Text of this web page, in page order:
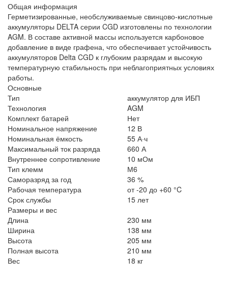
Общая информация
Герметизированные, необслуживаемые свинцово-кислотные
аккумуляторы DELTA серии CGD изготовлены по технологии
AGM. В составе активной массы используется карбоновое
добавление в виде графена, что обеспечивает устойчивость
аккумуляторов Delta CGD к глубоким разрядам и высокую
температурную стабильность при неблагоприятных условиях
работы.
Основные
Тип
аккумулятор для ИБП
Технология
AGM
Комплект батарей
Нет
Номинальное напряжение
12 В
Номинальная ёмкость
55 А·ч
Максимальный ток разряда
660 А
Внутреннее сопротивление
10 мОм
Тип клемм
М6
Саморазряд за год
36 %
Рабочая температура
от -20 до +60 °C
Срок службы
15 лет
Размеры и вес
Длина
230 мм
Ширина
138 мм
Высота
205 мм
Полная высота
210 мм
Вес
18 кг